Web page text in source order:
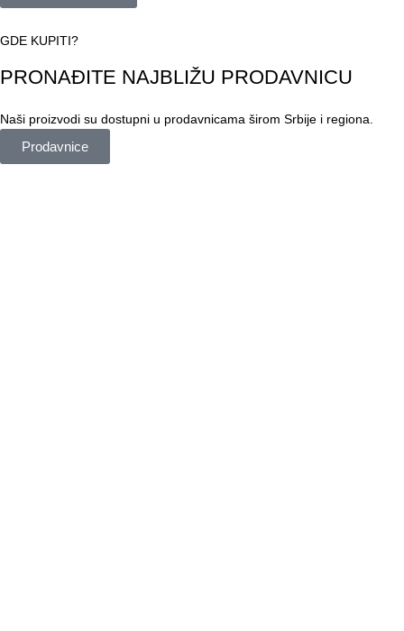
GDE KUPITI?
PRONAĐITE NAJBLIŽU PRODAVNICU
Naši proizvodi su dostupni u prodavnicama širom Srbije i regiona.
Prodavnice